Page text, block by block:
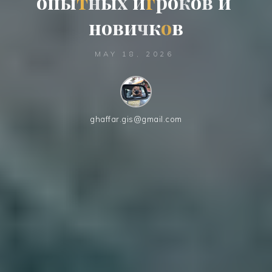
новичк
к ов
MAY 18, 2026
ghaffar.gis@gmail.com